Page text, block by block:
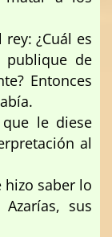
¿Cuál es
publique de
Entonces
le diese
al
hizo saber lo
sus